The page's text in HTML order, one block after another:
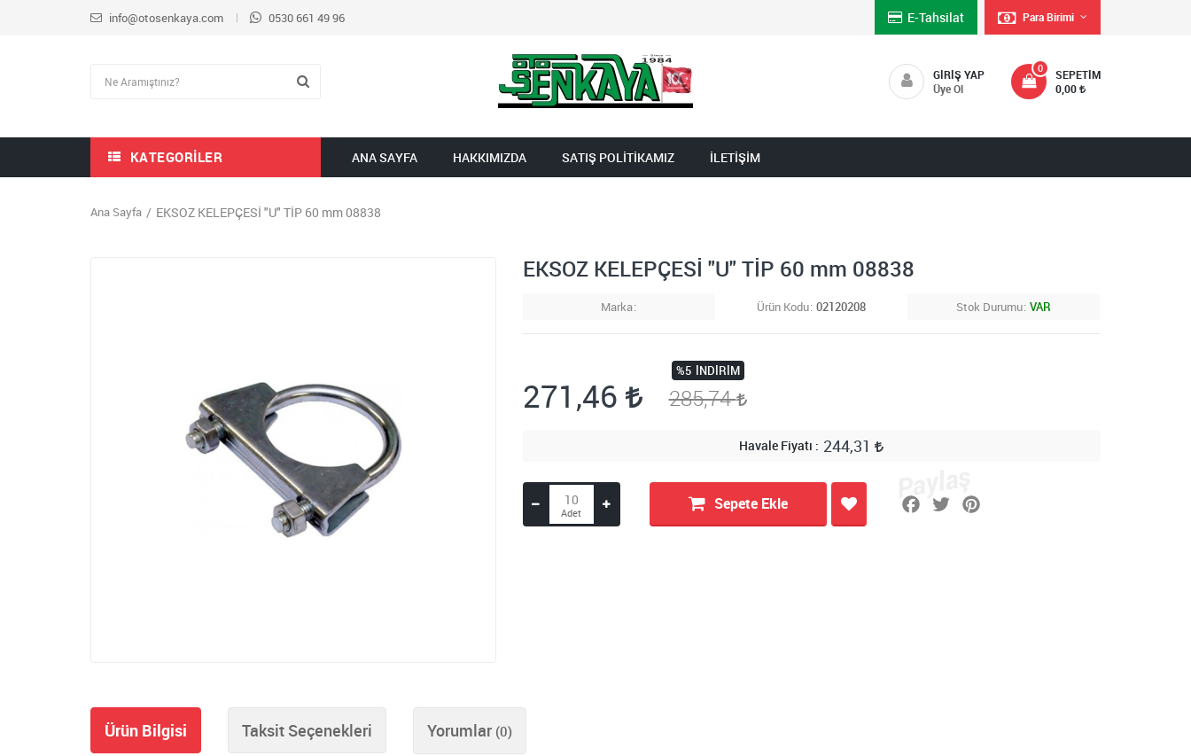
info@otosenkaya.com 0530 661 49 96 E-Tahsilat Para Birimi
SEPETIM
0
0,00
GIRIŞ YAP
Üye Ol
KATEGORILER ANA SAYFA HAKKIMIZDA SATIŞ POLİTİKAMIZ İLETİŞİM
Ana Sayfa EKSOZ KELEPÇESİ "U" TİP 60 mm 08838
EKSOZ KELEPÇESİ "U" TİP 60 mm 08838
Marka Ürün Kodu 02120208 Stok Durumu VAR
271,46
%5 İNDIRIM
285,74
Havale Fiyatı 244,31
Sepete Ekle
Ürün Bilgisi Taksit Seçenekleri Yorumlar (0)